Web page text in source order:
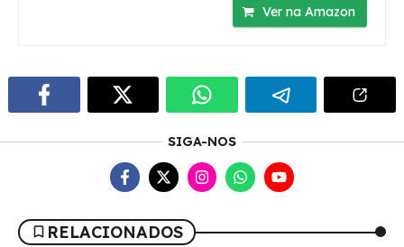
Ver na Amazon
SIGA-NOS
RELACIONADOS